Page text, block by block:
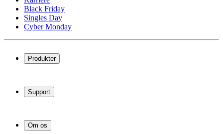
Black Friday
Singles Day
Cyber Monday
Produkter
Vinreoler
Vinmøbler
Erhverv
Support
Levering og returnering
Afhentning af varer
Om os